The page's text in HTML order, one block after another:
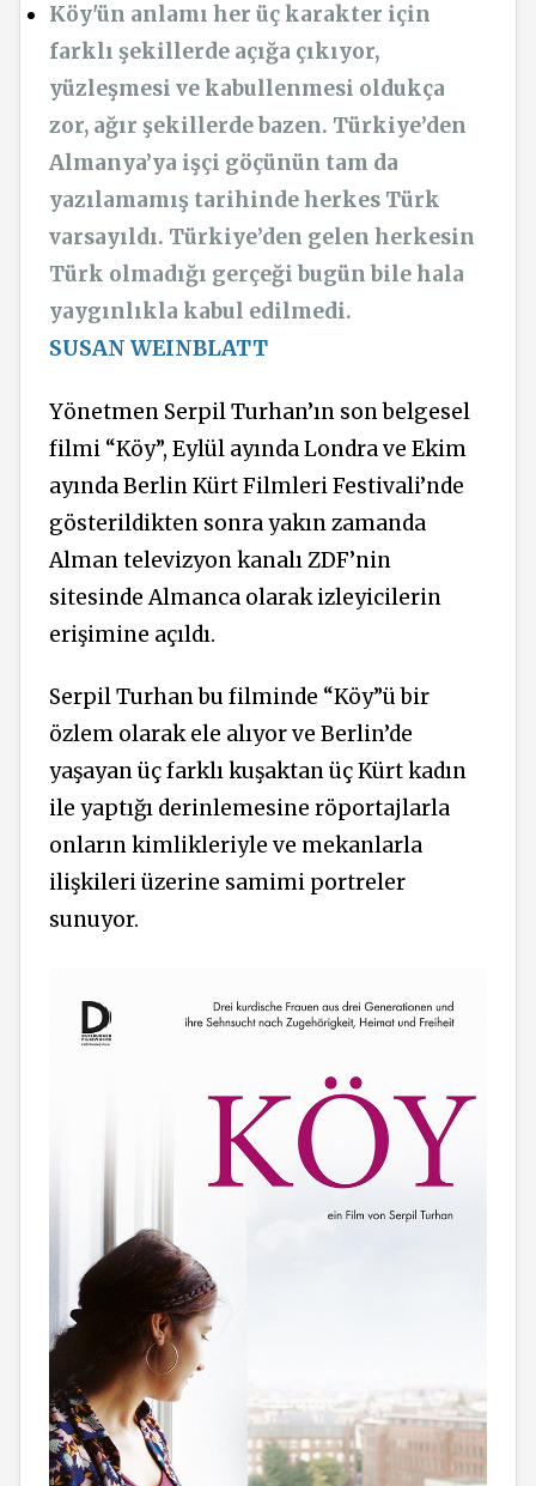
Köy'ün anlamı her üç karakter için
farklı şekillerde açığa çıkıyor,
yüzleşmesi ve kabullenmesi oldukça
zor, ağır şekillerde bazen. Türkiye’den
Almanya’ya işçi göçünün tam da
yazılamamış tarihinde herkes Türk
varsayıldı. Türkiye’den gelen herkesin
Türk olmadığı gerçeği bugün bile hala
yaygınlıkla kabul edilmedi.
SUSAN WEINBLATT
Yönetmen Serpil Turhan’ın son belgesel
filmi “Köy”, Eylül ayında Londra ve Ekim
ayında Berlin Kürt Filmleri Festivali’nde
gösterildikten sonra yakın zamanda
Alman televizyon kanalı ZDF’nin
sitesinde Almanca olarak izleyicilerin
erişimine açıldı.
Serpil Turhan bu filminde “Köy”ü bir
özlem olarak ele alıyor ve Berlin’de
yaşayan üç farklı kuşaktan üç Kürt kadın
ile yaptığı derinlemesine röportajlarla
onların kimlikleriyle ve mekanlarla
ilişkileri üzerine samimi portreler
sunuyor.